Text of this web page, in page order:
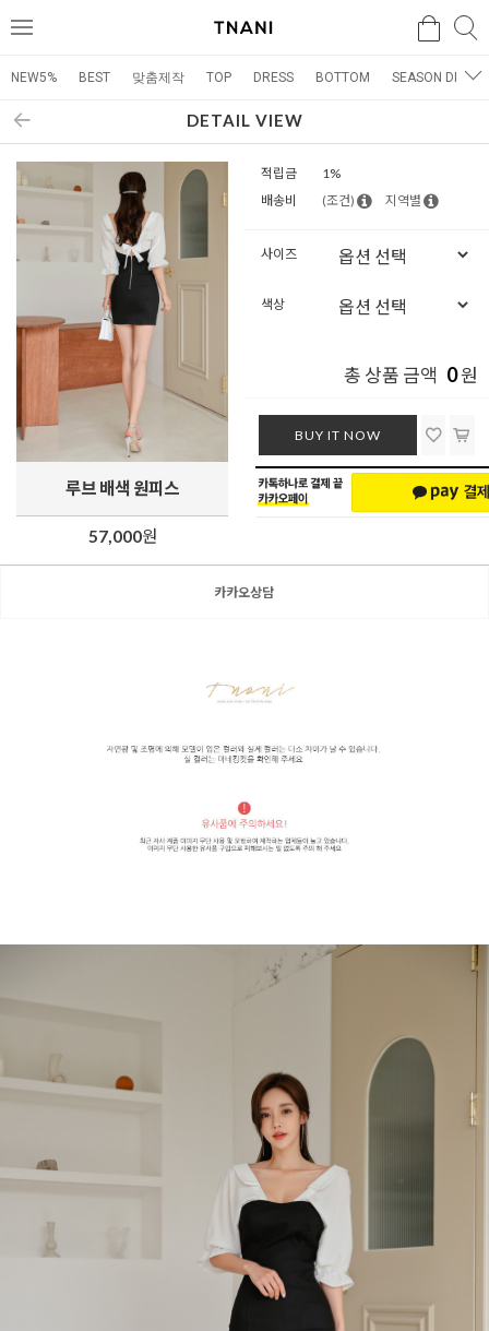
메
검색
NEW5% BEST 맞춤제작 TOP DRESS BOTTOM SEASON DRESS
DETAIL VIEW
루브 배색 원피스
57,000원
적립금
1%
배송비
(조건) 지역별
사이즈
색상
총 상품 금액 0원
BUY IT NOW
카카오상담